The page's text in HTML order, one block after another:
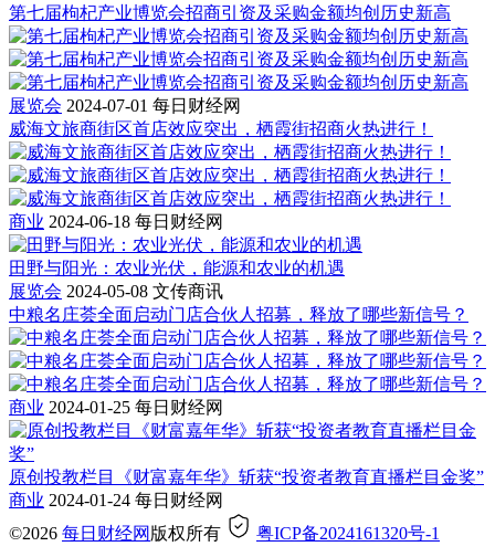
第七届枸杞产业博览会招商引资及采购金额均创历史新高
展览会 2024-07-01 每日财经网
威海文旅商街区首店效应突出，栖霞街招商火热进行！
商业 2024-06-18 每日财经网
田野与阳光：农业光伏，能源和农业的机遇
展览会 2024-05-08 文传商讯
中粮名庄荟全面启动门店合伙人招募，释放了哪些新信号？
商业 2024-01-25 每日财经网
原创投教栏目《财富嘉年华》斩获“投资者教育直播栏目金奖”
商业 2024-01-24 每日财经网
©2026 每日财经网 版权所有 粤ICP备2024161320号-1